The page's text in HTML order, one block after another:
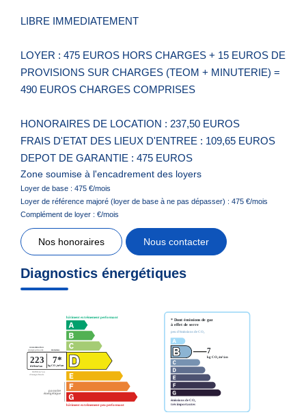
LIBRE IMMEDIATEMENT
LOYER : 475 EUROS HORS CHARGES + 15 EUROS DE
PROVISIONS SUR CHARGES (TEOM + MINUTERIE) =
490 EUROS CHARGES COMPRISES
HONORAIRES DE LOCATION : 237,50 EUROS
FRAIS D'ETAT DES LIEUX D'ENTREE : 109,65 EUROS
DEPOT DE GARANTIE : 475 EUROS
Zone soumise à l'encadrement des loyers
Loyer de base : 475 €/mois
Loyer de référence majoré (loyer de base à ne pas dépasser) : 475 €/mois
Complément de loyer : €/mois
Nos honoraires Nous contacter
Diagnostics énergétiques